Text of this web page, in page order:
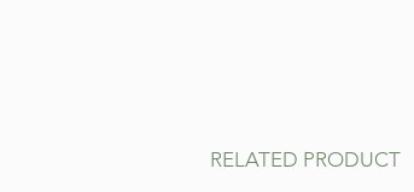
RELATED PRODUCT